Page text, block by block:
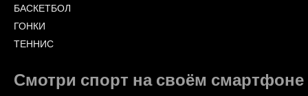
БАСКЕТБОЛ
ГОНКИ
ТЕННИС
Смотри спорт на своём смартфоне